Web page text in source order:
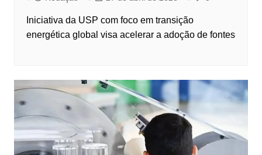
Iniciativa da USP com foco em transição
energética global visa acelerar a adoção de fontes